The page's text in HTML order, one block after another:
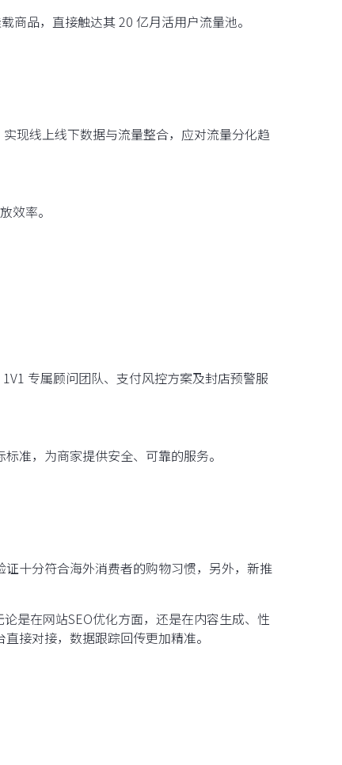
商品，直接触达其 20 亿月活用户流量池。
现线上线下数据与流量整合，应对流量分化趋
效率。
专属顾问团队、支付风控方案及封店预警服
准，为商家提供安全、可靠的服务。
十分符合海外消费者的购物习惯，另外，新推
是在网站SEO优化方面，还是在内容生成、性
接对接，数据跟踪回传更加精准。